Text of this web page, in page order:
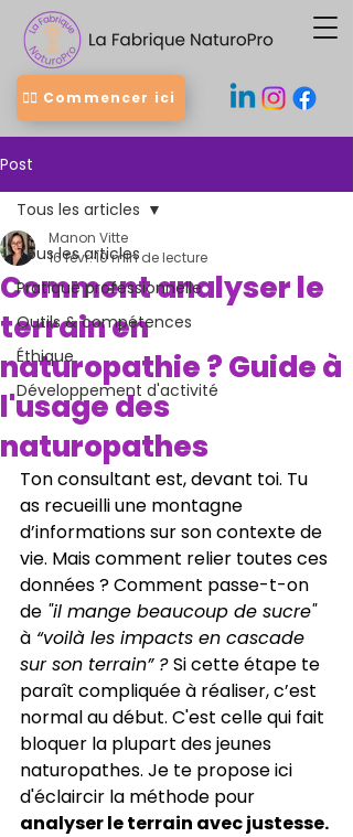
👉🏻 Commencer ici
Post
Tous les articles
Pratique professionnelle
Outils & compétences
Éthique
Développement d'activité
Tous les articles
Comment analyser le
terrain en
naturopathie ? Guide à
l'usage des
naturopathes
Manon Vitte
16 févr.10 min de lecture
Ton consultant est, devant toi. Tu
as recueilli une montagne
d’informations sur son contexte de
vie. Mais comment relier toutes ces
données ? Comment passe-t-on
de "il mange beaucoup de sucre"
à “voilà les impacts en cascade
sur son terrain” ? Si cette étape te
paraît compliquée à réaliser, c’est
normal au début. C'est celle qui fait
bloquer la plupart des jeunes
naturopathes. Je te propose ici
d'éclaircir la méthode pour
analyser le terrain avec justesse.